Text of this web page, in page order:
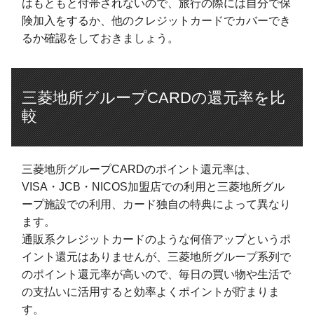
はもともと付帯されないので、旅行の際には自分で保
険加入をするか、他のクレジットカードでカバーでき
るか確認をしておきましょう。
三菱地所グループCARDの還元率を比
較
三菱地所グループCARDのポイント還元率は、
VISA・JCB・NICOS加盟店での利用と三菱地所グル
ープ施設での利用、カード独自の特典によって異なり
ます。
通販系クレジットカードのような何倍アップというポ
イント還元はありませんが、三菱地所グループ系列で
のポイント還元率が高いので、毎日の買い物や生活で
の支払いに活用すると効率よくポイントが貯まりま
す。